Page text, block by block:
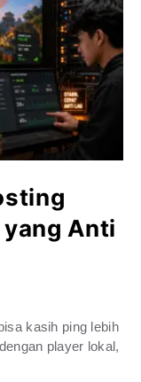
Anti
kasih ping lebih
player lokal,